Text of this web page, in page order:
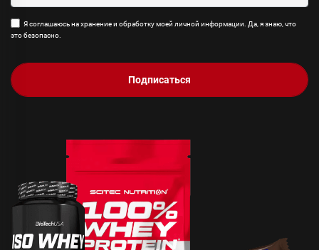
Я соглашаюсь на хранение и обработку моей личной информации. Да, я знаю, что
это безопасно.
Подписаться